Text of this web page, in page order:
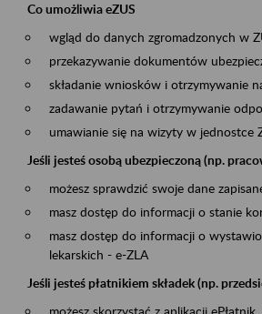
Co umożliwia eZUS
wgląd do danych zgromadzonych w
przekazywanie dokumentów
składanie wniosków i otrzymywanie
zadawanie pytań i otrzymywanie
umawianie się na wizyty w jednostce
Jeśli jesteś osobą ubezpieczoną (np.
możesz sprawdzić swoje dane
masz dostęp do informacji o stanie
masz dostęp do informacji o
lekarskich - e-ZLA
Jeśli jesteś płatnikiem składek (np.